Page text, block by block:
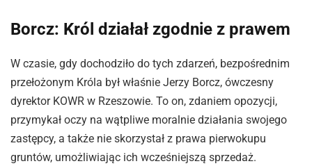
Borcz: Król działał zgodnie z prawem
W czasie, gdy dochodziło do tych zdarzeń, bezpośrednim
przełożonym Króla był właśnie Jerzy Borcz, ówczesny
dyrektor KOWR w Rzeszowie. To on, zdaniem opozycji,
przymykał oczy na wątpliwe moralnie działania swojego
zastępcy, a także nie skorzystał z prawa pierwokupu
gruntów, umożliwiając ich wcześniejszą sprzedaż.